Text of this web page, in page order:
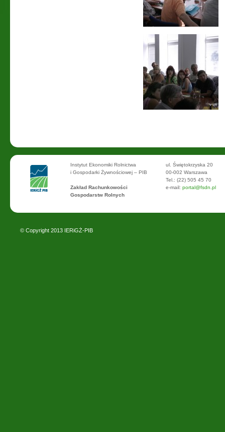
Instytut Ekonomiki Rolnictwa
i Gospodarki Żywnościowej – PIB
Zakład Rachunkowości
Gospodarstw Rolnych
ul. Świętokrzyska 20
00-002 Warszawa
Tel.: (22) 505 45 70
e-mail: portal@fsdn.pl
© Copyright 2013 IERiGŻ-PIB